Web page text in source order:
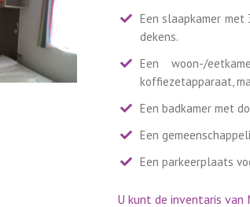
Een slaapkamer met
dekens.
Een woon-/
koffiezetapparaat,
Een badkamer met
Een
Een parkeerplaats
U kunt de inventaris van